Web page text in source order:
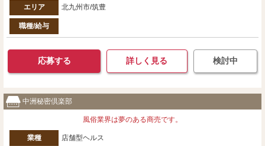
エリア 北九州市/筑豊
職種/給与
応募する 詳しく見る 検討中
中洲秘密倶楽部
風俗業界は夢のある商売です。
業種 店舗型ヘルス